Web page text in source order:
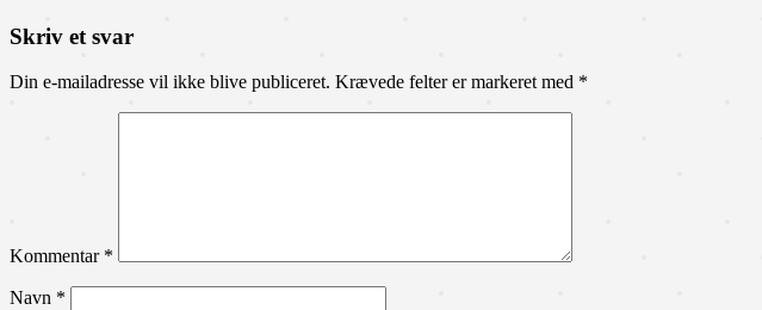
Skriv et svar
Din e-mailadresse vil ikke blive publiceret. Krævede felter er markeret med *
Kommentar *
Navn *